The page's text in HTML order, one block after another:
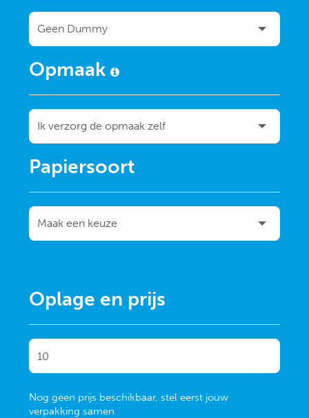
Opmaak
Papiersoort
Oplage en prijs
Nog geen prijs beschikbaar, stel eerst jouw
verpakking samen